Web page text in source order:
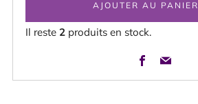
AJOUTER AU PANIER
Il reste 2 produits en stock.
Facebook
Email